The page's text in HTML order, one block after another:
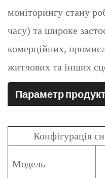
моніторингу стану
часу) та широке
комерційних,
житлових та інших
Параметр
Конфігурація
Модель